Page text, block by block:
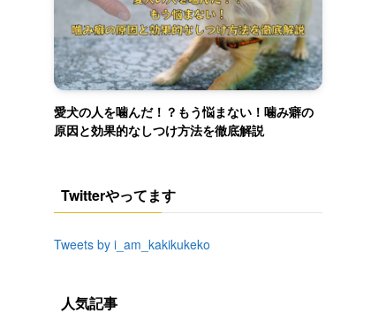
愛犬の人を噛んだ！？もう悩まない！噛み癖の
原因と効果的なしつけ方法を徹底解説
Twitterやってます
Tweets by i_am_kakikukeko
人気記事